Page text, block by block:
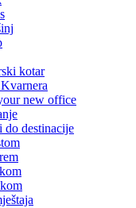
kotar
new office
do destinacije